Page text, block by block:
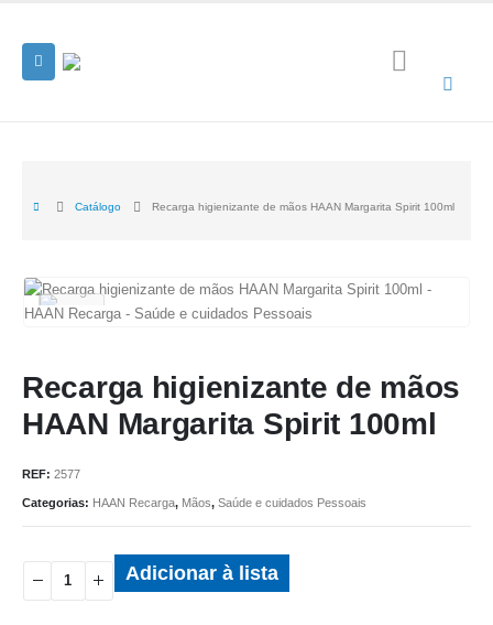
Catálogo Recarga higienizante de mãos HAAN Margarita Spirit 100ml
Recarga higienizante de mãos
HAAN Margarita Spirit 100ml
REF: 2577
Categorias: HAAN Recarga, Mãos, Saúde e cuidados Pessoais
Adicionar à lista